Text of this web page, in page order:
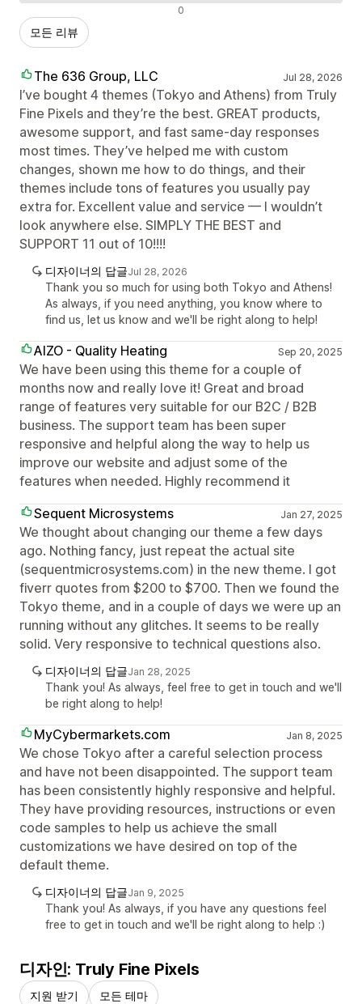
0
모든 리뷰
The 636 Group, LLC Jul 28, 2026
I’ve bought 4 themes (Tokyo and Athens) from Truly
Fine Pixels and they’re the best. GREAT products,
awesome support, and fast same-day responses
most times. They’ve helped me with custom
changes, shown me how to do things, and their
themes include tons of features you usually pay
extra for. Excellent value and service — I wouldn’t
look anywhere else. SIMPLY THE BEST and
SUPPORT 11 out of 10!!!!
디자이너의 답글Jul 28, 2026
Thank you so much for using both Tokyo and Athens!
As always, if you need anything, you know where to
find us, let us know and we'll be right along to help!
AIZO - Quality Heating Sep 20, 2025
We have been using this theme for a couple of
months now and really love it! Great and broad
range of features very suitable for our B2C / B2B
business. The support team has been super
responsive and helpful along the way to help us
improve our website and adjust some of the
features when needed. Highly recommend it
Sequent Microsystems
Jan 27, 2025
We thought about changing our theme a few days
ago. Nothing fancy, just repeat the actual site
(sequentmicrosystems.com) in the new theme. I got
fiverr quotes from $200 to $700. Then we found the
Tokyo theme, and in a couple of days we were up an
running without any glitches. It seems to be really
solid. Very responsive to technical questions also.
디자이너의 답글Jan 28, 2025
Thank you! As always, feel free to get in touch and we'll
be right along to help!
MyCybermarkets.com Jan 8, 2025
We chose Tokyo after a careful selection process
and have not been disappointed. The support team
has been consistently highly responsive and helpful.
They have providing resources, instructions or even
code samples to help us achieve the small
customizations we have desired on top of the
default theme.
디자이너의 답글Jan 9, 2025
Thank you! As always, if you have any questions feel
free to get in touch and we'll be right along to help :)
디자인: Truly Fine Pixels
지원 받기 모든 테마